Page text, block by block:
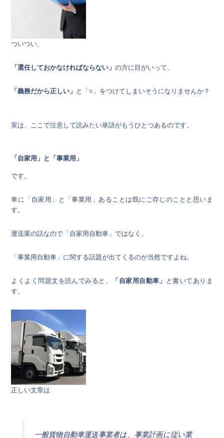
ついつい、
「選任しておかなければならない」の方に目がいって、
「義務だから正しい」 と「○」をつけてしまいそうになりませんか？
実は、ここで注意して読みたい単語がもうひとつあるのです。
「自家用」と「事業用」
です。
車に「自家用」と「事業用」あることは既にご存じのことと思いま
す。
運送業の話なので「自家用自動車」ではなく、
「事業用自動車」に関する話題が出てくるのが当然ですよね。
よくよく問題文を読んでみると、 「自家用自動車」
と書いてありま
す。
正しい文章は
一般貨物自動車運送事業者は、事業計画に従い業